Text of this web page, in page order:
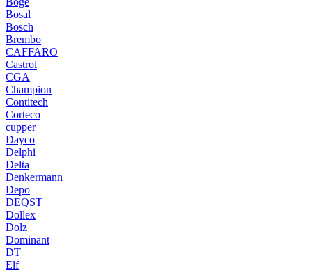
Bosal
Bosch
Brembo
CAFFARO
Castrol
CGA
Champion
Contitech
Corteco
cupper
Dayco
Delphi
Delta
Denkermann
Depo
DEQST
Dollex
Dolz
Dominant
DT
Elf